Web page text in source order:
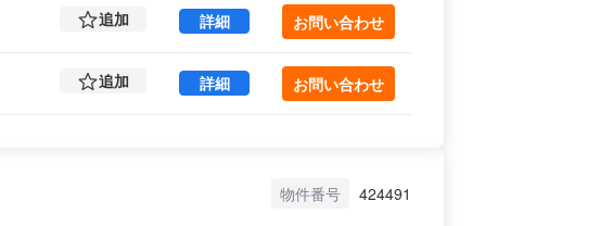
追加 詳細ＣＡＳＣＡＤＥ ＨＡＲＡＪＵＫＵ（増築棟） 02-2
お問い合わせ
追加 詳細ＣＡＳＣＡＤＥ ＨＡＲＡＪＵＫＵ（増築棟） 03-1
お問い合わせ
物件番号 424491